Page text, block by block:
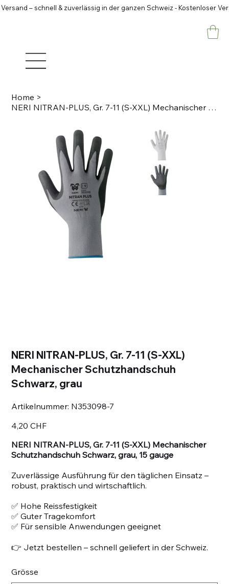
– schnell & zuverlässig in der ganzen Schweiz - Kostenloser
Home >
NERI NITRAN-PLUS, Gr. 7-11 (S-XXL) Mechanischer Schutzhandschuh Schwarz, grau
NERI NITRAN-PLUS, Gr. 7-11 (S-XXL)
Mechanischer Schutzhandschuh
Schwarz, grau
Artikelnummer: Artikelnummer:
N353098-
N353098-7
4,20 CHF
NERI NITRAN-PLUS, Gr. 7-11 (S-XXL) Mechanischer
Schutzhandschuh Schwarz, grau, 15 gauge
Zuverlässige Ausführung für den täglichen Einsatz –
robust, praktisch und wirtschaftlich.
✅ Hohe Reissfestigkeit
✅ Guter Tragekomfort
✅ Für sensible Anwendungen geeignet
👉 Jetzt bestellen – schnell geliefert in der Schweiz.
Grösse